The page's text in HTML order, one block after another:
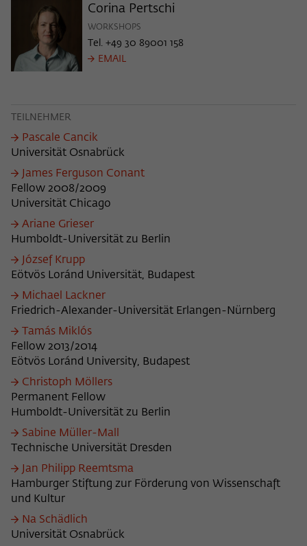
Corina Pertschi
WORKSHOPS
Tel. +49 30 89001 158
EMAIL
TEILNEHMER
Pascale Cancik
Universität Osnabrück
James Ferguson Conant
Fellow 2008/2009
Universität Chicago
Ariane Grieser
Humboldt-Universität zu Berlin
József Krupp
Eötvös Loránd Universität, Budapest
Michael Lackner
Friedrich-Alexander-Universität Erlangen-Nürnberg
Tamás Miklós
Fellow 2013/2014
Eötvös Loránd University, Budapest
Christoph Möllers
Permanent Fellow
Humboldt-Universität zu Berlin
Sabine Müller-Mall
Technische Universität Dresden
Jan Philipp Reemtsma
Hamburger Stiftung zur Förderung von Wissenschaft
und Kultur
Na Schädlich
Universität Osnabrück